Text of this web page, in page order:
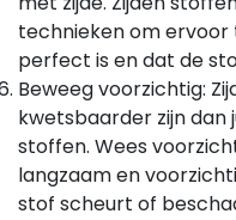
technieken om
perfect is en dat de
Beweeg voorzichtig:
kwetsbaarder zijn
stoffen. Wees
langzaam en
stof scheurt of